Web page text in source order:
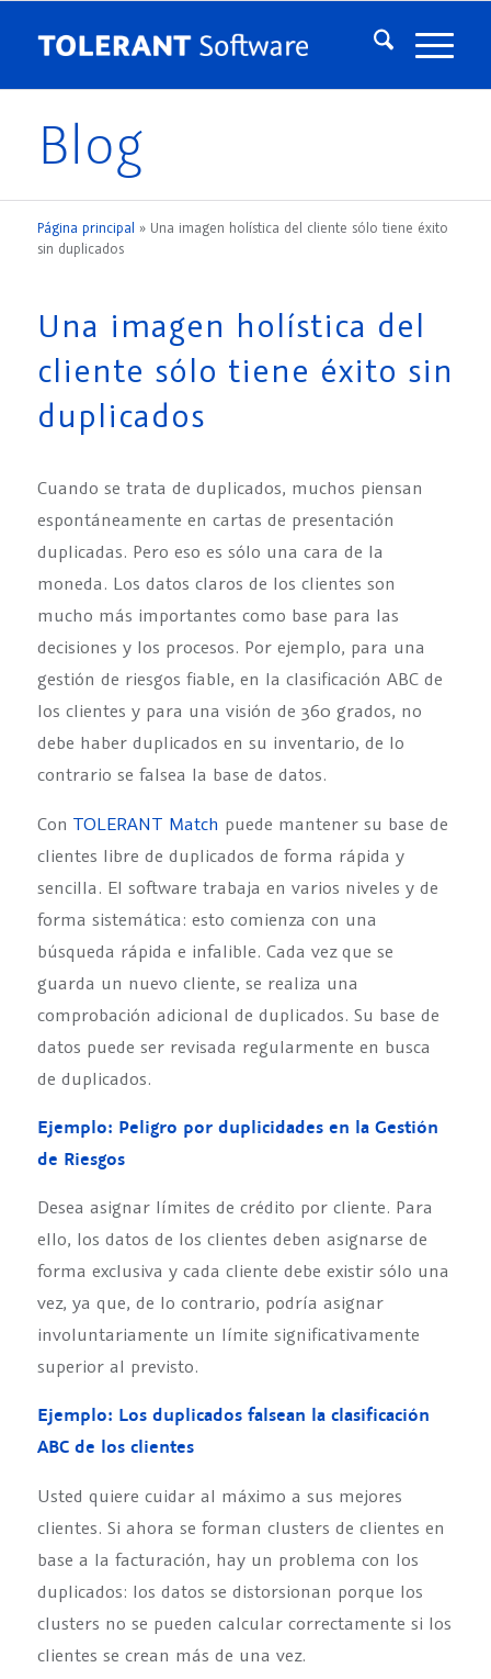
Blog
Página principal » Una imagen holística del cliente sólo tiene éxito
sin duplicados
Una imagen holística del
cliente sólo tiene éxito sin
duplicados
Cuando se trata de duplicados, muchos piensan
espontáneamente en cartas de presentación
duplicadas. Pero eso es sólo una cara de la
moneda. Los datos claros de los clientes son
mucho más importantes como base para las
decisiones y los procesos. Por ejemplo, para una
gestión de riesgos fiable, en la clasificación ABC de
los clientes y para una visión de 360 grados, no
debe haber duplicados en su inventario, de lo
contrario se falsea la base de datos.
Con TOLERANT Match puede mantener su base de
clientes libre de duplicados de forma rápida y
sencilla. El software trabaja en varios niveles y de
forma sistemática: esto comienza con una
búsqueda rápida e infalible. Cada vez que se
guarda un nuevo cliente, se realiza una
comprobación adicional de duplicados. Su base de
datos puede ser revisada regularmente en busca
de duplicados.
Ejemplo: Peligro por duplicidades en la Gestión
de Riesgos
Desea asignar límites de crédito por cliente. Para
ello, los datos de los clientes deben asignarse de
forma exclusiva y cada cliente debe existir sólo una
vez, ya que, de lo contrario, podría asignar
involuntariamente un límite significativamente
superior al previsto.
Ejemplo: Los duplicados falsean la clasificación
ABC de los clientes
Usted quiere cuidar al máximo a sus mejores
clientes. Si ahora se forman clusters de clientes en
base a la facturación, hay un problema con los
duplicados: los datos se distorsionan porque los
clusters no se pueden calcular correctamente si los
clientes se crean más de una vez.